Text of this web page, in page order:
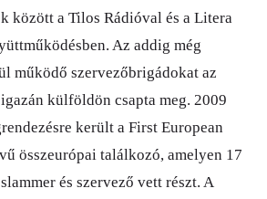
között a Tilos Rádióval és a Litera
Az addig még
működő szervezőbrigádokat az
külföldön csapta meg. 2009
került a First European
összeurópai találkozó, amelyen 17
és szervező vett részt. A